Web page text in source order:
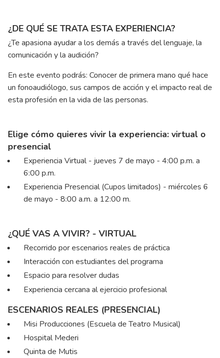
¿DE QUÉ SE TRATA ESTA EXPERIENCIA?
¿Te apasiona ayudar a los demás a través del lenguaje, la
comunicación y la audición?
En este evento podrás: Conocer de primera mano qué hace
un fonoaudiólogo, sus campos de acción y el impacto real de
esta profesión en la vida de las personas.
Elige cómo quieres vivir la experiencia: virtual o
presencial
Experiencia Virtual - jueves 7 de mayo - 4:00 p.m. a
6:00 p.m.
Experiencia Presencial (Cupos limitados) - miércoles 6
de mayo - 8:00 a.m. a 12:00 m.
¿QUÉ VAS A VIVIR? - VIRTUAL
Recorrido por escenarios reales de práctica
Interacción con estudiantes del programa
Espacio para resolver dudas
Experiencia cercana al ejercicio profesional
ESCENARIOS REALES (PRESENCIAL)
Misi Producciones (Escuela de Teatro Musical)
Hospital Mederi
Quinta de Mutis